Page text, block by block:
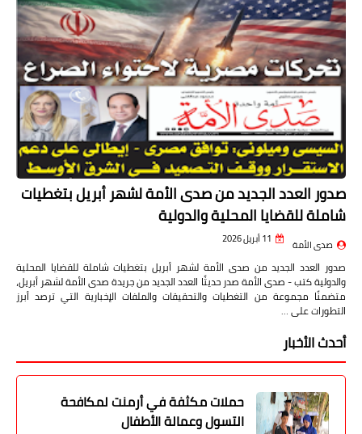
صدور العدد الجديد من صدى الأمة لشهر أبريل بتغطيات
شاملة للقضايا المحلية والدولية
صدى الأمة 11 أبريل 2026
صدور العدد الجديد من صدى الأمة لشهر أبريل بتغطيات شاملة للقضايا المحلية
والدولية كتب - صدى الأمة صدر حديثًا العدد الجديد من جريدة صدى الأمة لشهر أبريل،
متضمنًا مجموعة من التغطيات والتحقيقات والملفات الإخبارية التي ترصد أبرز
التطورات على …
أحدث الأخبار
حملات مكثفة في أرمنت لمكافحة
التسول وعمالة الأطفال